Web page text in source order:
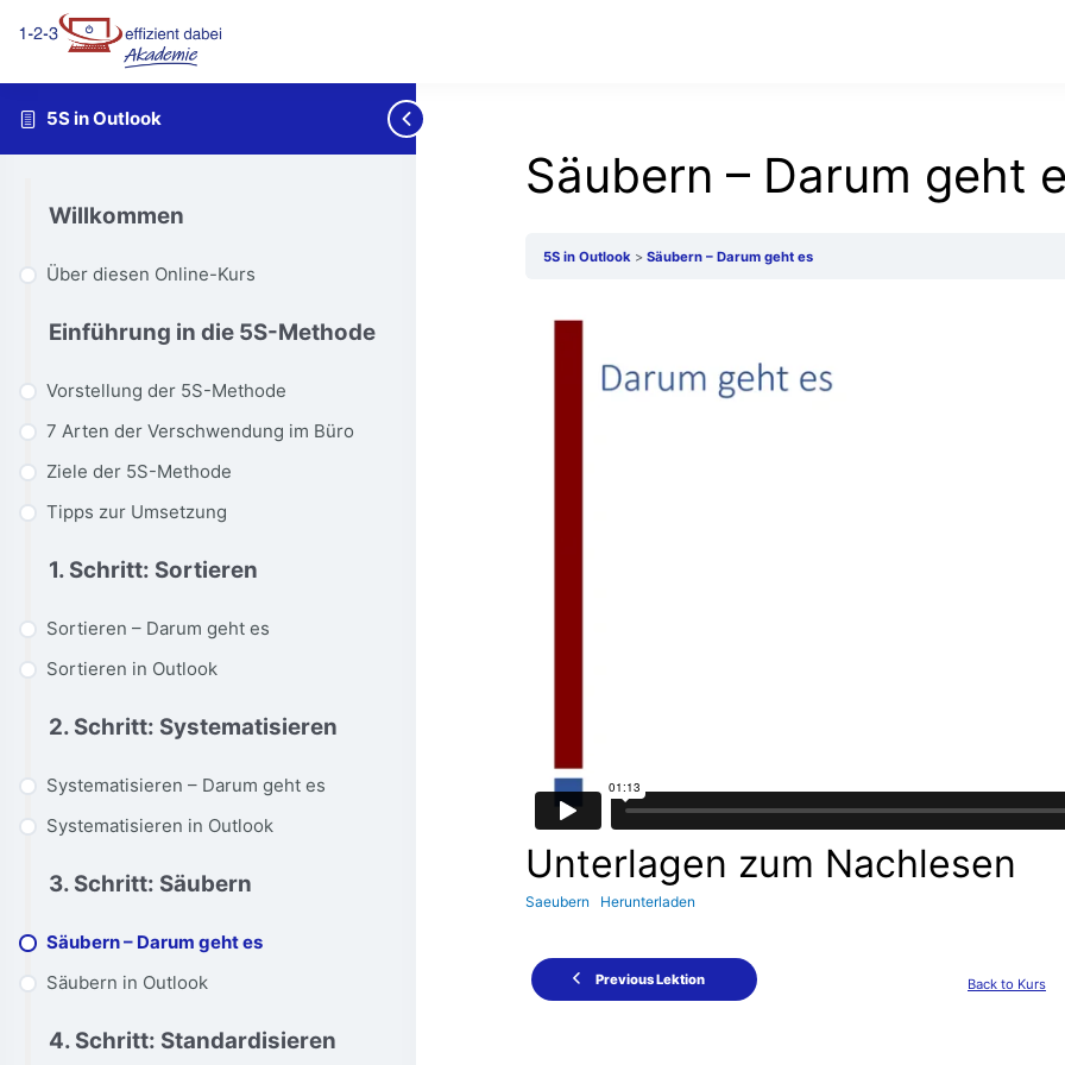
5S in Outlook
Willkommen
Über diesen Online-Kurs
Einführung in die 5S-Methode
Vorstellung der 5S-Methode
7 Arten der Verschwendung im Büro
Ziele der 5S-Methode
Tipps zur Umsetzung
1. Schritt: Sortieren
Sortieren – Darum geht es
Sortieren in Outlook
2. Schritt: Systematisieren
Systematisieren – Darum geht es
Systematisieren in Outlook
3. Schritt: Säubern
Säubern – Darum geht es
Säubern in Outlook
4. Schritt: Standardisieren
Säubern – Darum geht
5S in Outlook Säubern – Darum geht es
Unterlagen zum Nachlesen
Saeubern Herunterladen
Previous Lektion Back to Kurs